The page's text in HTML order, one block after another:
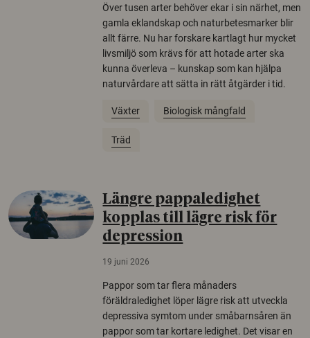
Över tusen arter behöver ekar i sin närhet, men
gamla eklandskap och naturbetesmarker blir
allt färre. Nu har forskare kartlagt hur mycket
livsmiljö som krävs för att hotade arter ska
kunna överleva – kunskap som kan hjälpa
naturvårdare att sätta in rätt åtgärder i tid.
Växter Biologisk mångfald
Träd
Längre pappaledighet
kopplas till lägre risk för
depression
19 juni 2026
Pappor som tar flera månaders
föräldraledighet löper lägre risk att utveckla
depressiva symtom under småbarnsåren än
pappor som tar kortare ledighet. Det visar en